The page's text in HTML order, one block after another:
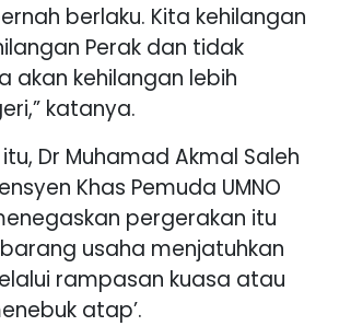
berlaku. Kita kehilangan
Perak dan tidak
akan kehilangan lebih
katanya.
Dr Muhamad Akmal Saleh
Khas Pemuda UMNO
pergerakan itu
usaha menjatuhkan
rampasan kuasa atau
atap’.